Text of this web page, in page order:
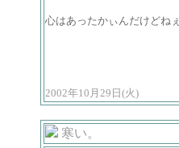
心はあったかぃんだけどね
2002年10月29日(火)
寒い。